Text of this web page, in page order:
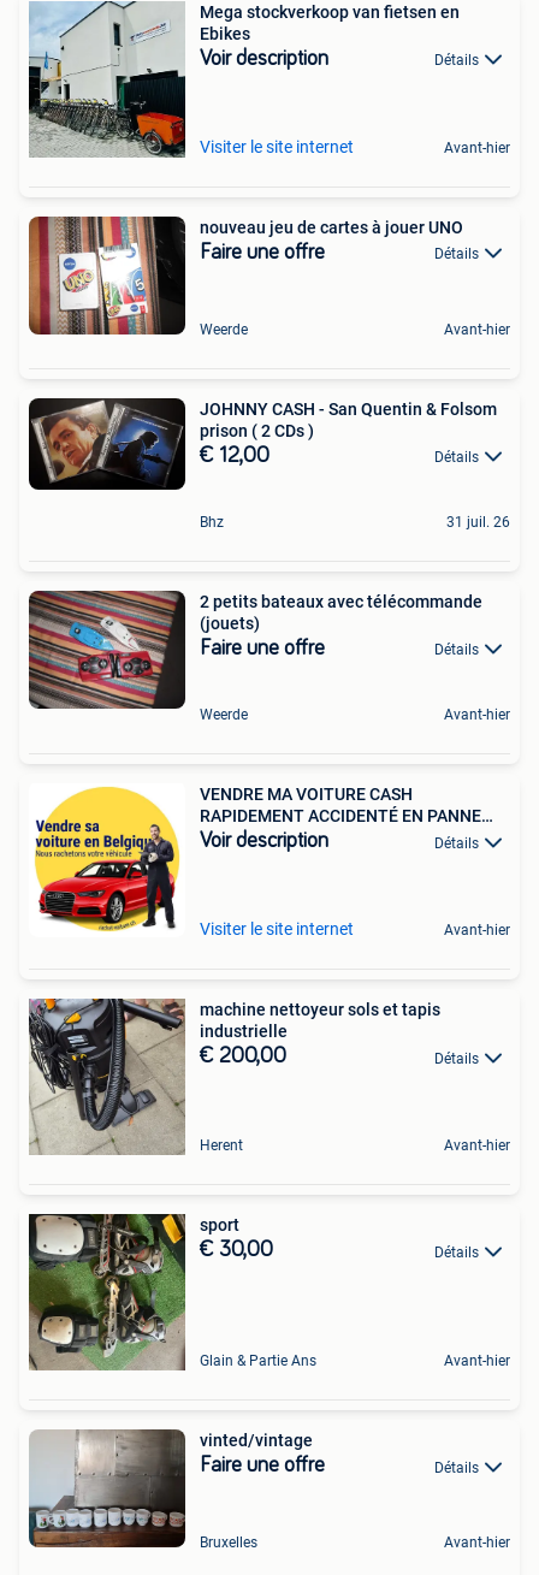
Mega stockverkoop van fietsen en
Ebikes
Voir description Détails
Visiter le site internet Avant-hier
nouveau jeu de cartes à jouer UNO
Faire une offre Détails
Weerde Avant-hier
JOHNNY CASH - San Quentin & Folsom
prison ( 2 CDs )
€ 12,00 Détails
Bhz 31 juil. 26
2 petits bateaux avec télécommande
(jouets)
Faire une offre Détails
Weerde Avant-hier
VENDRE MA VOITURE CASH
RAPIDEMENT ACCIDENTÉ EN PANNE
MOTEUR
Voir description Détails
Visiter le site internet Avant-hier
machine nettoyeur sols et tapis
industrielle
€ 200,00 Détails
Herent Avant-hier
sport
€ 30,00 Détails
Glain & Partie Ans Avant-hier
vinted/vintage
Faire une offre Détails
Bruxelles Avant-hier